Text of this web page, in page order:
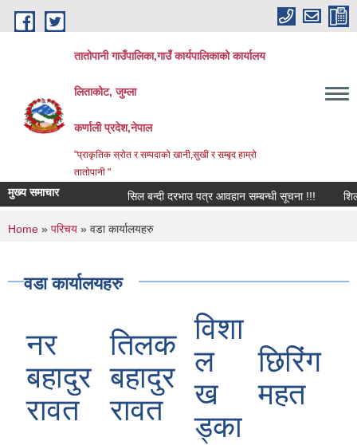
Skip to main content
तातोपानी गाउँपालिका,गाउँ कार्यपालिकाको कार्यालय
लिताकोट, जुम्ला
कर्णाली प्रदेश,नेपाल
"प्राकृतिक स्रोत र सम्पदाको खानी,सुखी र सम्बृद हाम्रो
तातोपानी "
मुख्य समाचार सिल बन्दी दरभाउ पत्र आवहान सम्बन्धी सूचना !!!
You are here
Home » परिचय » वडा कार्यालयहरु
वडा कार्यालयहरु
नर
बहादुर
रावत
तिलक
बहादुर
रावत
विशा
ल
ख
ड्का
छिरिंग
महत